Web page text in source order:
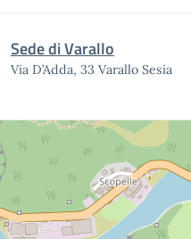
Sede di Varallo
Via D’Adda, 33 Varallo Sesia